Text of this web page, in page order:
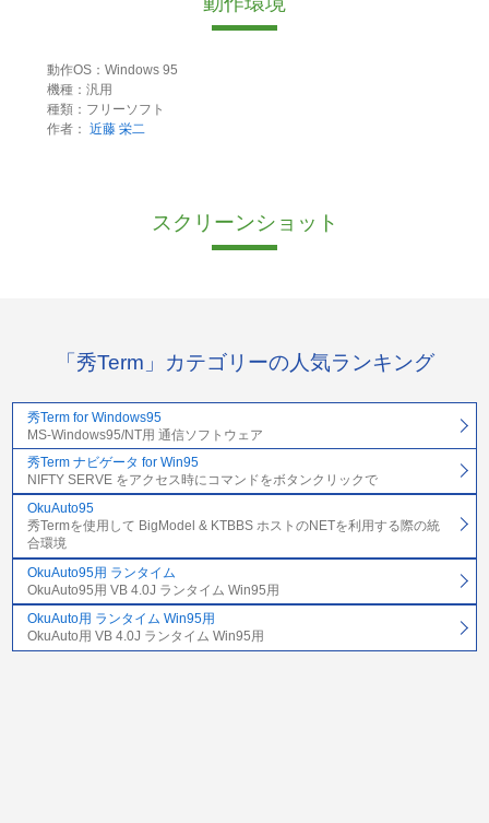
動作OS：Windows 95
機種：汎用
種類：フリーソフト
作者： 近藤 栄二
スクリーンショット
「秀Term」カテゴリーの人気ランキング
秀Term for Windows95
MS-Windows95/NT用 通信ソフトウェア
秀Term ナビゲータ for Win95
NIFTY SERVE をアクセス時にコマンドをボタンクリックで
OkuAuto95
秀Termを使用して BigModel & KTBBS ホストのNETを利用する際の統
合環境
OkuAuto95用 ランタイム
OkuAuto95用 VB 4.0J ランタイム Win95用
OkuAuto用 ランタイム Win95用
OkuAuto用 VB 4.0J ランタイム Win95用